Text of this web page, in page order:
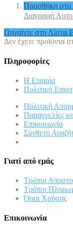
Προσθήκη στο
Διαγραφή
Πηγαίντε στη Λίστα
Δεν έχετε προϊόντα
Πληροφορίες
Η Εταιρία
Πολιτική
Πολιτική
Παραγγελίες
Επικοινωνία
Σύνθετη
Γιατί από εμάς
Τρόποι
Τρόποι
Όροι Χρήσης
Επικοινωνία